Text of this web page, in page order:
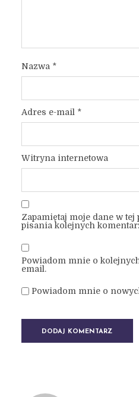
Nazwa *
Adres e-mail *
Witryna internetowa
Zapamiętaj moje dane w tej
pisania kolejnych
Powiadom mnie o
email.
Powiadom mnie o